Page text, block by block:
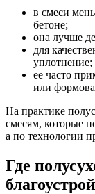
в смеси
бетоне;
она лучше
для
уплотнение;
ее часто
или
На практике
смесям, которые
а по технологии
Где